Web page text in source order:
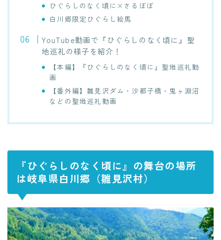
ひぐらしのなく頃に×さるぼぼ
白川郷限定ひぐらし絵馬
YouTube動画で『ひぐらしのなく頃に』聖
地巡礼の様子を紹介！
【本編】『ひぐらしのなく頃に』聖地巡礼動
画
【番外編】雛見沢ダム・沙都子橋・鬼ヶ淵沼
などの聖地巡礼動画
『ひぐらしのなく頃に』の舞台の場所
は岐阜県白川郷（雛見沢村）